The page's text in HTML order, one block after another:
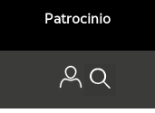
Patrocinio